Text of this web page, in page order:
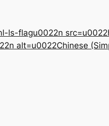
ls-flagu0022n
alt=u0022Chinese